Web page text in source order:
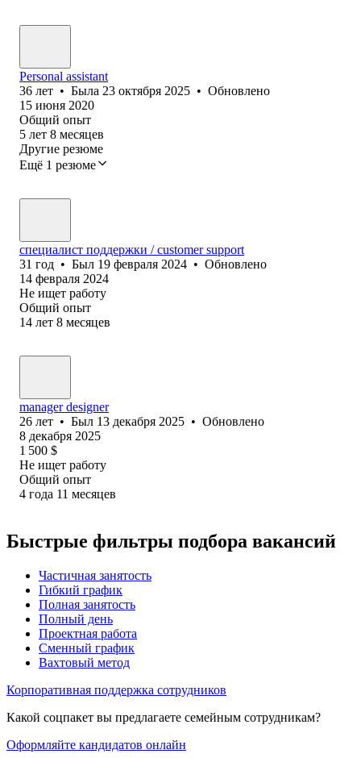
Personal assistant
36 лет • Была 23 октября 2025 • Обновлено
15 июня 2020
Общий опыт
5 лет 8 месяцев
Другие резюме
Ещё 1 резюме
специалист поддержки / customer support
31 год • Был 19 февраля 2024 • Обновлено
14 февраля 2024
Не ищет работу
Общий опыт
14 лет 8 месяцев
manager designer
26 лет • Был 13 декабря 2025 • Обновлено
8 декабря 2025
1 500 $
Не ищет работу
Общий опыт
4 года 11 месяцев
Быстрые фильтры подбора вакансий
Частичная занятость
Гибкий график
Полная занятость
Полный день
Проектная работа
Сменный график
Вахтовый метод
Корпоративная поддержка сотрудников
Какой соцпакет вы предлагаете семейным сотрудникам?
Оформляйте кандидатов онлайн